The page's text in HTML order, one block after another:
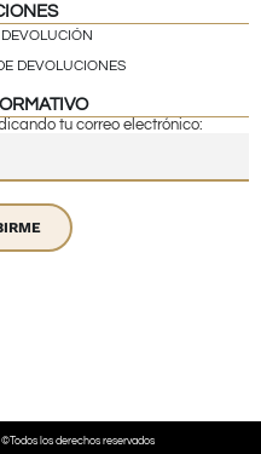
DEVOLUCIONES
tu correo electrónico:
los derechos reservados